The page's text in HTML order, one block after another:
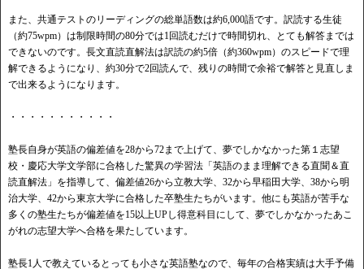
また、共通テストのリーディングの総単語数は約6,000語です。訳読する生徒
（約75wpm）は制限時間の80分では1回読むだけで時間切れ、とても解答までは
できないのです。長文直読直解法は訳読の約5倍（約360wpm）のスピードで理
解できるようになり、約30分で2回読んで、残りの時間で余裕で解答と見直しま
で出来るようになります。
・・・・・・・・・・・
塾長自身が英語の偏差値を28から72まで上げて、夢でしかなかった第１志望
校・慶応大学文学部に合格した驚異の学習法「英語のまま理解できる直聞＆直
読直解法」を指導して、偏差値26から立教大学、32から早稲田大学、38から明
治大学、42から東京大学に合格した卒塾生たちがいます。他にも英語が苦手な
多くの塾生たちが偏差値を15以上UPし得意科目にして、夢でしかなかったあこ
がれの志望大学へ合格を果たしています。
塾長1人で教えているとっても小さな英語塾なので、毎年の合格実績は大手予備